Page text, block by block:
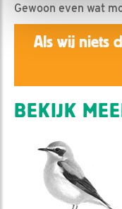
Gewoon even wat
Als wij niets
BEKIJK